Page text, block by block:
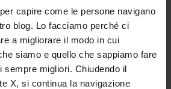
capire come le persone navigano
blog. Lo facciamo perché ci
a migliorare il modo in cui
siamo e quello che sappiamo fare
sempre migliori. Chiudendo il
X, si continua la navigazione